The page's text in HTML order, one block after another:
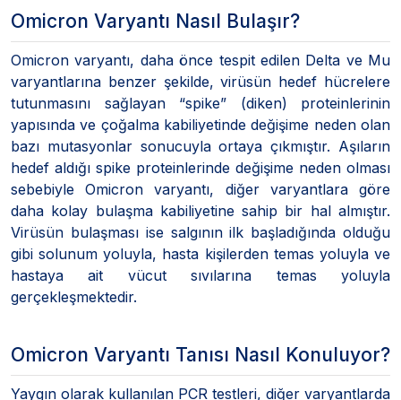
Omicron Varyantı Nasıl Bulaşır?
Omicron varyantı, daha önce tespit edilen Delta ve Mu
varyantlarına benzer şekilde, virüsün hedef hücrelere
tutunmasını sağlayan “spike” (diken) proteinlerinin
yapısında ve çoğalma kabiliyetinde değişime neden olan
bazı mutasyonlar sonucuyla ortaya çıkmıştır. Aşıların
hedef aldığı spike proteinlerinde değişime neden olması
sebebiyle Omicron varyantı, diğer varyantlara göre
daha kolay bulaşma kabiliyetine sahip bir hal almıştır.
Virüsün bulaşması ise salgının ilk başladığında olduğu
gibi solunum yoluyla, hasta kişilerden temas yoluyla ve
hastaya ait vücut sıvılarına temas yoluyla
gerçekleşmektedir.
Omicron Varyantı Tanısı Nasıl Konuluyor?
Yaygın olarak kullanılan PCR testleri, diğer varyantlarda